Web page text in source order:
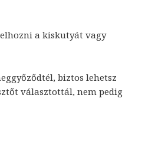
a kiskutyát vagy
biztos lehetsz
választottál, nem pedig